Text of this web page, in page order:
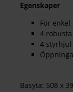
Egenskaper
För enkel
4
4 styrhjul
Basyta: 508 x